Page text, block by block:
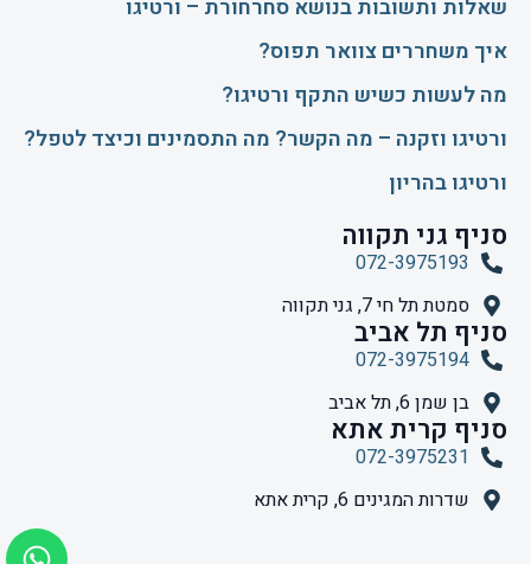
שאלות ותשובות בנושא סחרחורת – ורטיגו
איך משחררים צוואר תפוס?
​מה לעשות כשיש התקף ורטיגו?
ורטיגו וזקנה – מה הקשר? מה התסמינים וכיצד לטפל?
ורטיגו בהריון
סניף גני תקווה
072-3975193
סמטת תל חי 7, גני תקווה
סניף תל אביב
072-3975194
בן שמן 6, תל אביב
סניף קרית אתא
072-3975231
שדרות המגינים 6, קרית אתא